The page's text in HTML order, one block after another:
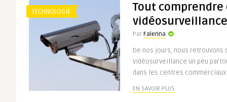
TECHNOLOGIE
Tout comprendre
vidéosurveillance
Par Falerina
De nos jours, nous retrouvons
vidéosurveillance un peu
dans les centres commerciaux
EN SAVOIR PLUS